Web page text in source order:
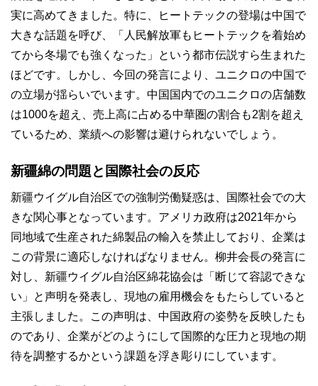
実に高めてきました。特に、ヒートテックの登場は中国で
大きな話題を呼び、「人民解放軍もヒートテックを着始め
てから冬場でも強くなった」という都市伝説すら生まれた
ほどです。しかし、今回の発言により、ユニクロの中国で
の立場が揺らいでいます。中国国内でのユニクロの店舗数
は1000を超え、売上高に占める中華圏の割合も2割を超え
ているため、業績への影響は避けられないでしょう。
新疆綿の問題と国際社会の反応
新疆ウイグル自治区での強制労働疑惑は、国際社会での大
きな関心事となっています。アメリカ政府は2021年から
同地域で生産された綿製品の輸入を禁止しており、企業は
この背景に適応しなければなりません。柳井会長の発言に
対し、新疆ウイグル自治区綿花協会は「断じて容認できな
い」と声明を発表し、現地の雇用機会をもたらしていると
主張しました。この声明は、中国政府の姿勢を反映したも
のであり、企業がどのようにして国際的な圧力と現地の期
待を調整するかという課題を浮き彫りにしています。